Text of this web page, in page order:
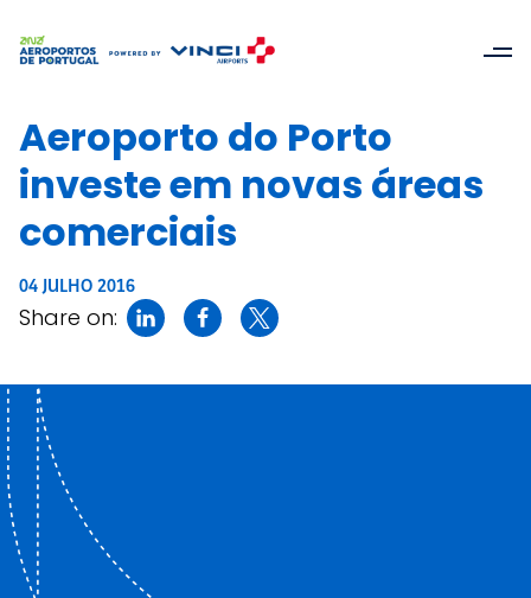
Aeroporto do Porto
investe em novas áreas
comerciais
04 JULHO 2016
Share on: